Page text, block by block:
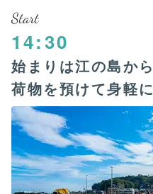
Start
14:30
始まりは江の島から
荷物を預けて身軽に